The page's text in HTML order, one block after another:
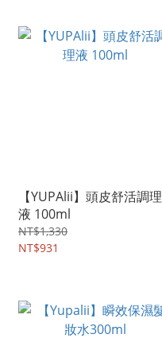
【YUPAlii】頭皮舒活調理
液 100ml
NT$1,330
NT$931